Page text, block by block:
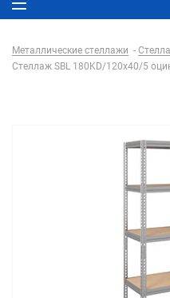
Металлические стеллажи
Стеллаж SBL 180KD/120x40/5